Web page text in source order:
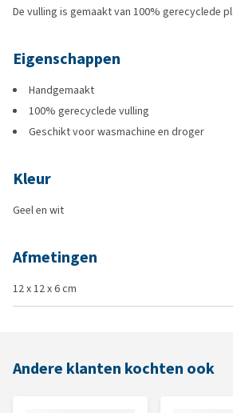
De vulling is gemaakt van 100% gerecyclede
Eigenschappen
Handgemaakt
100% gerecyclede vulling
Geschikt voor wasmachine en droger
Kleur
Geel en wit
Afmetingen
12 x 12 x 6 cm
Andere klanten kochten ook